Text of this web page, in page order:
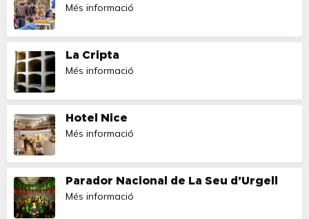
Més informació
La Cripta
Més informació
Hotel Nice
Més informació
Parador Nacional de La Seu d’Urgell
Més informació